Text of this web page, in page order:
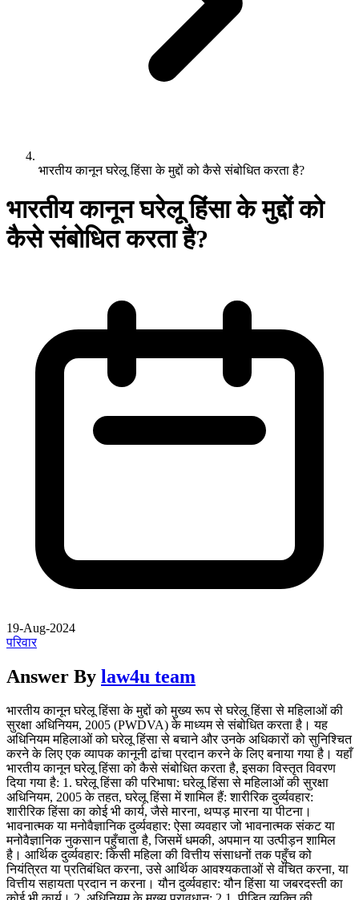
भारतीय कानून घरेलू हिंसा के मुद्दों को कैसे संबोधित करता है?
भारतीय कानून घरेलू हिंसा के मुद्दों को
कैसे संबोधित करता है?
19-Aug-2024
परिवार
Answer By law4u team
भारतीय कानून घरेलू हिंसा के मुद्दों को मुख्य रूप से घरेलू हिंसा से महिलाओं की
सुरक्षा अधिनियम, 2005 (PWDVA) के माध्यम से संबोधित करता है। यह
अधिनियम महिलाओं को घरेलू हिंसा से बचाने और उनके अधिकारों को सुनिश्चित
करने के लिए एक व्यापक कानूनी ढांचा प्रदान करने के लिए बनाया गया है। यहाँ
भारतीय कानून घरेलू हिंसा को कैसे संबोधित करता है, इसका विस्तृत विवरण
दिया गया है: 1. घरेलू हिंसा की परिभाषा: घरेलू हिंसा से महिलाओं की सुरक्षा
अधिनियम, 2005 के तहत, घरेलू हिंसा में शामिल हैं: शारीरिक दुर्व्यवहार:
शारीरिक हिंसा का कोई भी कार्य, जैसे मारना, थप्पड़ मारना या पीटना।
भावनात्मक या मनोवैज्ञानिक दुर्व्यवहार: ऐसा व्यवहार जो भावनात्मक संकट या
मनोवैज्ञानिक नुकसान पहुँचाता है, जिसमें धमकी, अपमान या उत्पीड़न शामिल
है। आर्थिक दुर्व्यवहार: किसी महिला की वित्तीय संसाधनों तक पहुँच को
नियंत्रित या प्रतिबंधित करना, उसे आर्थिक आवश्यकताओं से वंचित करना, या
वित्तीय सहायता प्रदान न करना। यौन दुर्व्यवहार: यौन हिंसा या जबरदस्ती का